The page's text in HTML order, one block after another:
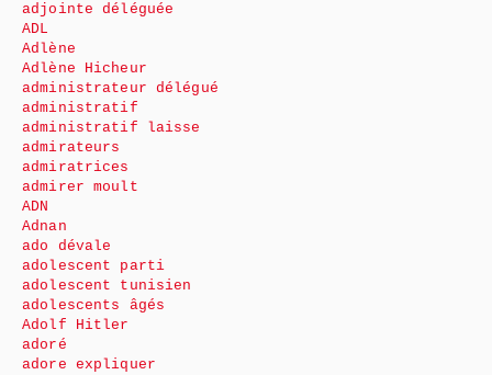
adjointe déléguée
ADL
Adlène
Adlène Hicheur
administrateur délégué
administratif
administratif laisse
admirateurs
admiratrices
admirer moult
ADN
Adnan
ado dévale
adolescent parti
adolescent tunisien
adolescents âgés
Adolf Hitler
adoré
adore expliquer